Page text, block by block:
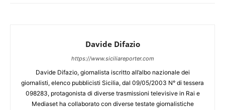
Davide Difazio
https://www.siciliareporter.com
Davide Difazio, giornalista iscritto all’albo nazionale dei
giornalisti, elenco pubblicisti Sicilia, dal 09/05/2003 N° di tessera
098283, protagonista di diverse trasmissioni televisive in Rai e
Mediaset ha collaborato con diverse testate giornalistiche